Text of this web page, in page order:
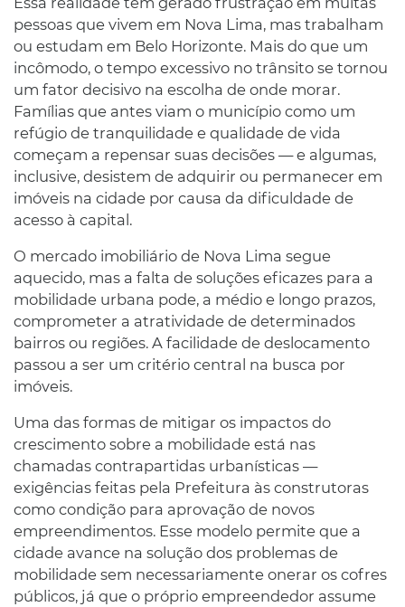
pessoas que vivem em Nova Lima, mas trabalham
ou estudam em Belo Horizonte. Mais do que um
incômodo, o tempo excessivo no trânsito se tornou
um fator decisivo na escolha de onde morar.
Famílias que antes viam o município como um
refúgio de tranquilidade e qualidade de vida
começam a repensar suas decisões — e algumas,
inclusive, desistem de adquirir ou permanecer em
imóveis na cidade por causa da dificuldade de
acesso à capital.
O mercado imobiliário de Nova Lima segue
aquecido, mas a falta de soluções eficazes para a
mobilidade urbana pode, a médio e longo prazos,
comprometer a atratividade de determinados
bairros ou regiões. A facilidade de deslocamento
passou a ser um critério central na busca por
imóveis.
Uma das formas de mitigar os impactos do
crescimento sobre a mobilidade está nas
chamadas contrapartidas urbanísticas —
exigências feitas pela Prefeitura às construtoras
como condição para aprovação de novos
empreendimentos. Esse modelo permite que a
cidade avance na solução dos problemas de
mobilidade sem necessariamente onerar os cofres
públicos, já que o próprio empreendedor assume